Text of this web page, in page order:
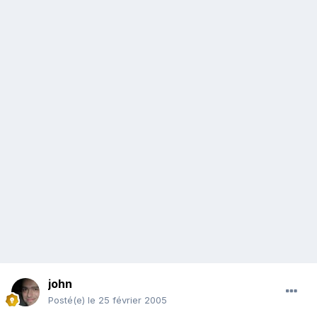
john
Posté(e) le 25 février 2005